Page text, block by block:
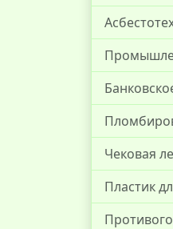
Чековая
Пластик